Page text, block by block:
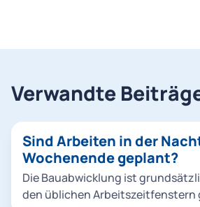
Verwandte
Sind Arbeiten in der
Wochenende geplant?
Die Bauabwicklung ist
den üblichen Arbeitszeitfenstern